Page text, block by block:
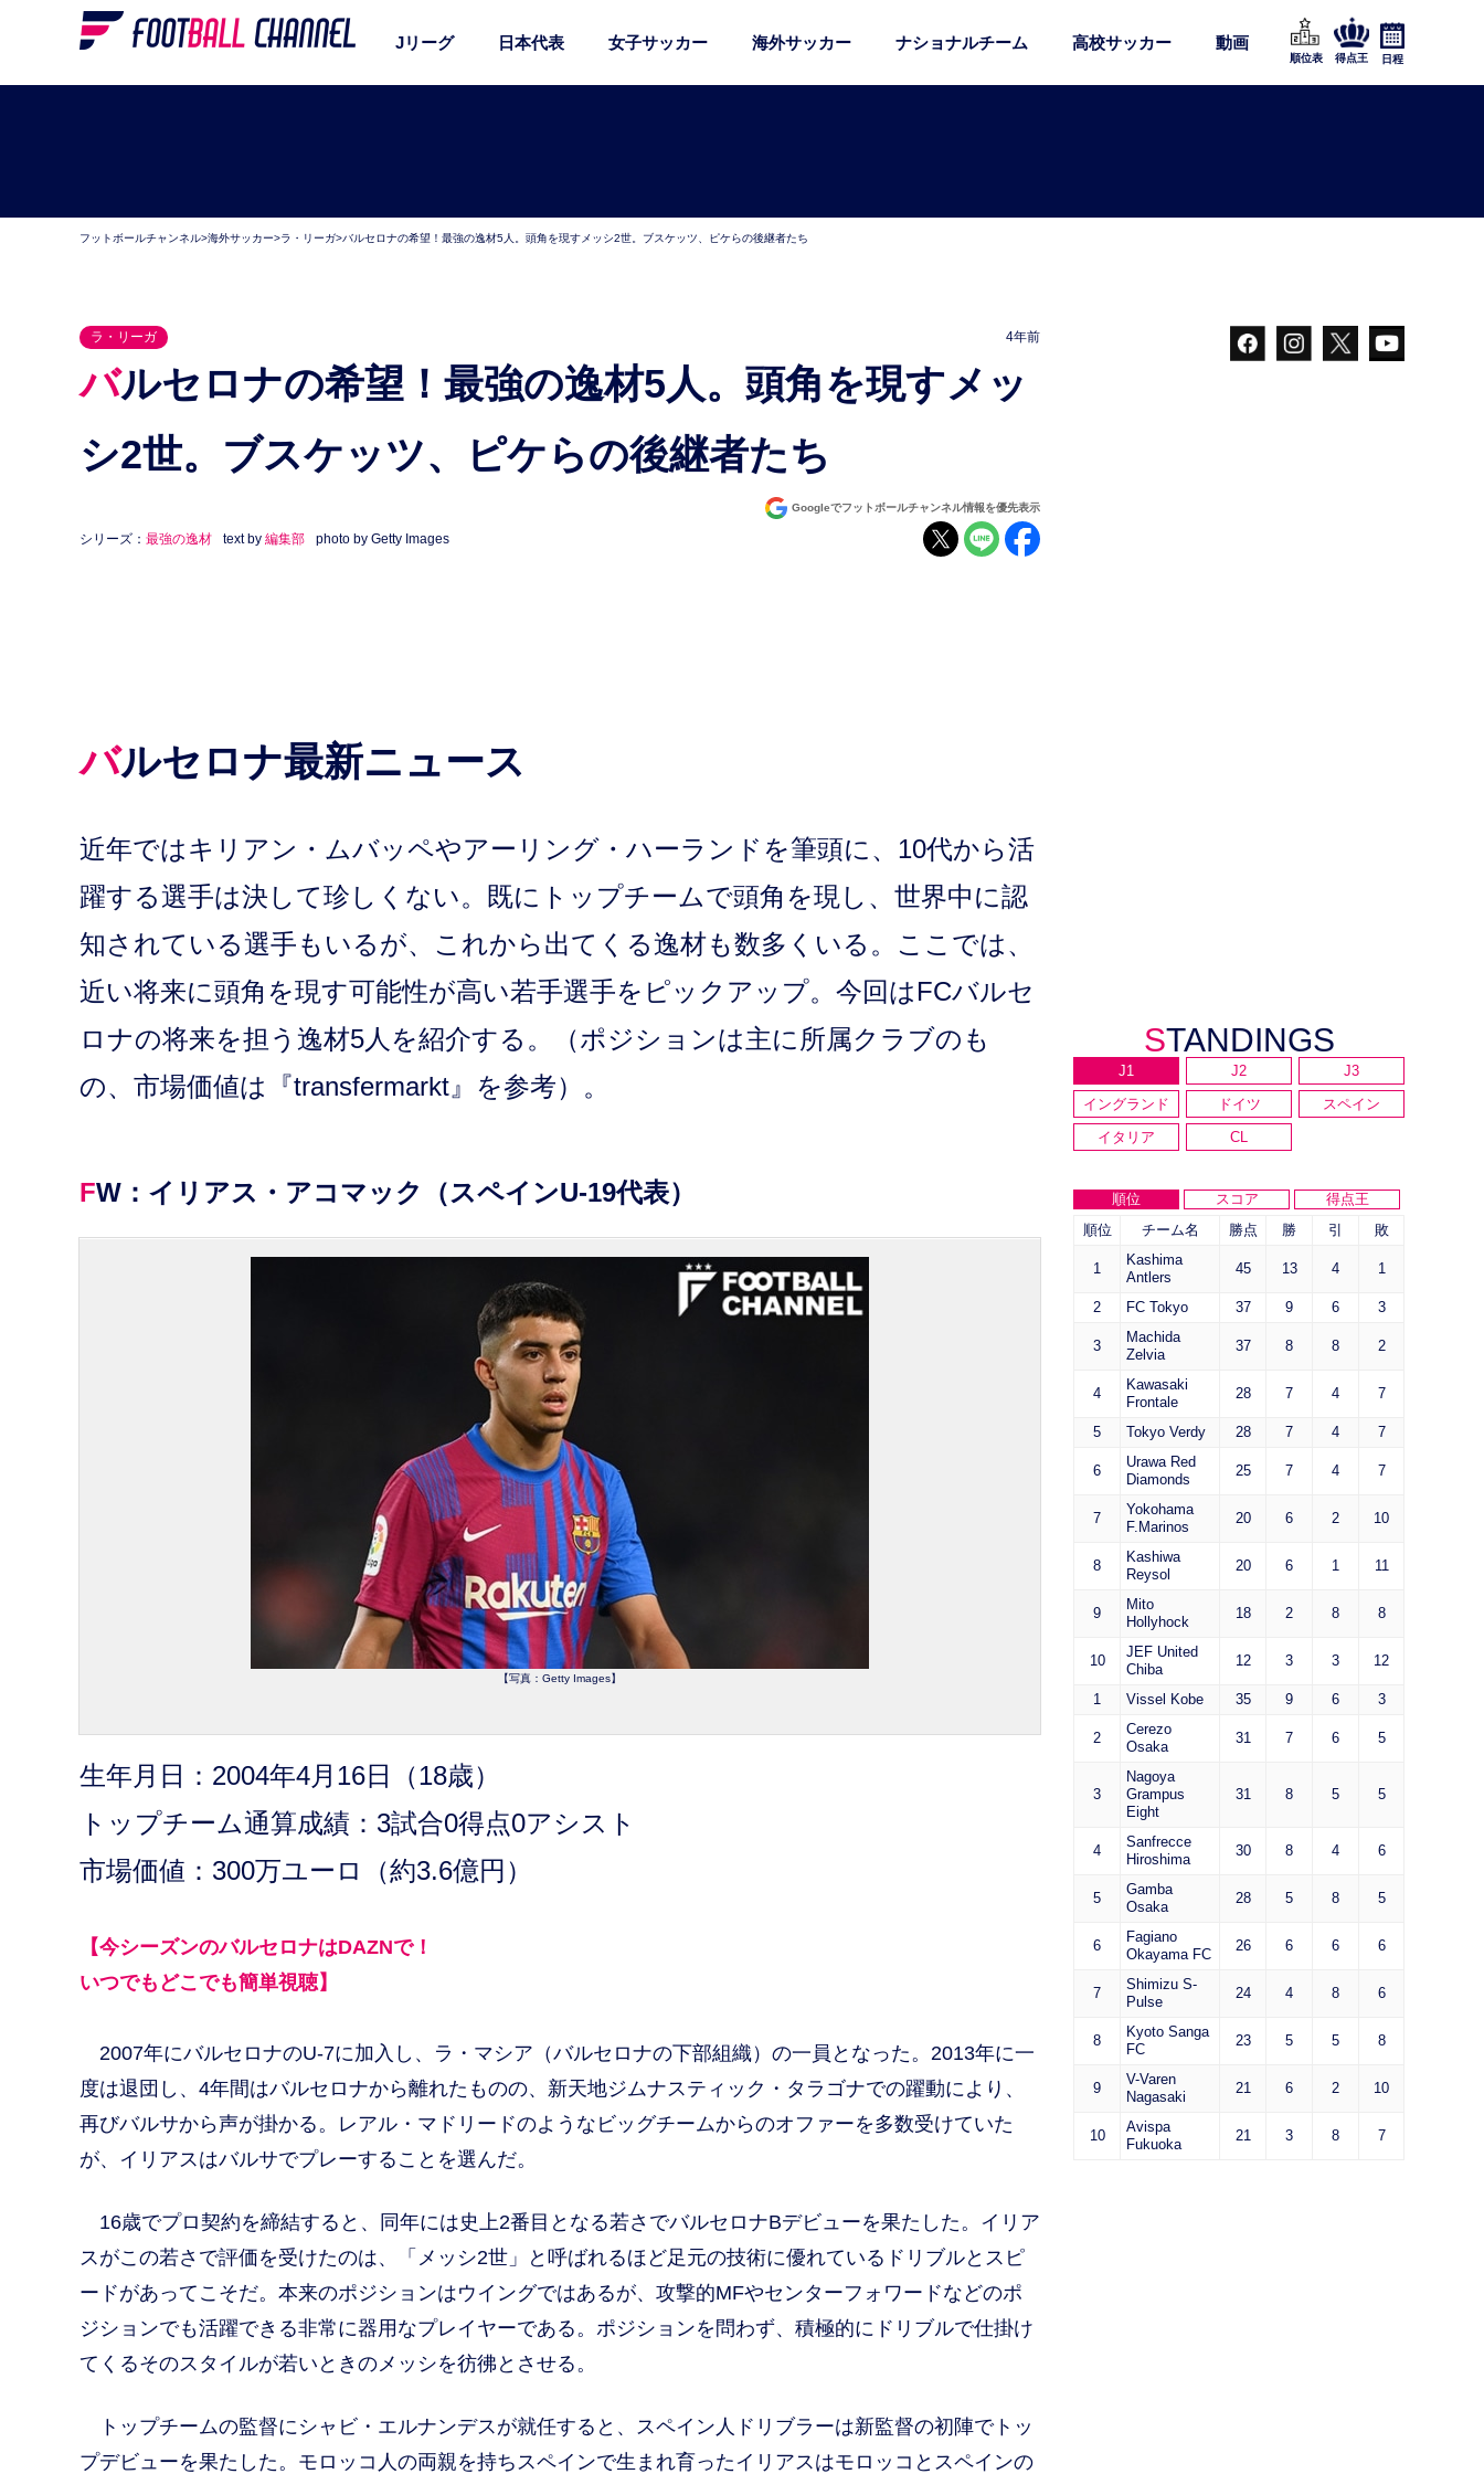
Jリーグ 日本代表 女子サッカー 海外サッカー ナショナルチーム 高校サッカー 動画
順位表 得点王 日程
フットボールチャンネル>海外サッカー>ラ・リーガ>バルセロナの希望！最強の逸材5人。頭角を現すメッシ2世。ブスケッツ、ピケらの後継者たち
ラ・リーガ 4年前
バルセロナの希望！最強の逸材5人。頭角を現すメッ
シ2世。ブスケッツ、ピケらの後継者たち
Googleでフットボールチャンネル情報を優先表示
シリーズ： 最強の逸材 text by 編集部 photo by Getty Images
バルセロナ最新ニュース
近年ではキリアン・ムバッペやアーリング・ハーランドを筆頭に、10代から活
躍する選手は決して珍しくない。既にトップチームで頭角を現し、世界中に認
知されている選手もいるが、これから出てくる逸材も数多くいる。ここでは、
近い将来に頭角を現す可能性が高い若手選手をピックアップ。今回はFCバルセ
ロナの将来を担う逸材5人を紹介する。（ポジションは主に所属クラブのも
の、市場価値は『transfermarkt』を参考）。
FW：イリアス・アコマック（スペインU-19代表）
【写真：Getty Images】
生年月日：2004年4月16日（18歳）
トップチーム通算成績：3試合0得点0アシスト
市場価値：300万ユーロ（約3.6億円）
【今シーズンのバルセロナはDAZNで！
いつでもどこでも簡単視聴】
2007年にバルセロナのU-7に加入し、ラ・マシア（バルセロナの下部組織）の一員となった。2013年に一
度は退団し、4年間はバルセロナから離れたものの、新天地ジムナスティック・タラゴナでの躍動により、
再びバルサから声が掛かる。レアル・マドリードのようなビッグチームからのオファーを多数受けていた
が、イリアスはバルサでプレーすることを選んだ。
16歳でプロ契約を締結すると、同年には史上2番目となる若さでバルセロナBデビューを果たした。イリア
スがこの若さで評価を受けたのは、「メッシ2世」と呼ばれるほど足元の技術に優れているドリブルとスピ
ードがあってこそだ。本来のポジションはウイングではあるが、攻撃的MFやセンターフォワードなどのポ
ジションでも活躍できる非常に器用なプレイヤーである。ポジションを問わず、積極的にドリブルで仕掛け
てくるそのスタイルが若いときのメッシを彷彿とさせる。
トップチームの監督にシャビ・エルナンデスが就任すると、スペイン人ドリブラーは新監督の初陣でトッ
プデビューを果たした。モロッコ人の両親を持ちスペインで生まれ育ったイリアスはモロッコとスペインの
STANDINGS
J1 J2
J3
イングランド
ドイツ
スペイン
イタリア
CL
順位 スコア
得点王
順位
チーム名 勝点 勝 引 敗
1
Kashima
Antlers
45 13 4 1
2 FC Tokyo 37 9 6 3
3
Machida
Zelvia
37 8 8 2
4
Kawasaki
Frontale
28 7 4 7
5 Tokyo Verdy 28 7 4 7
6
Urawa Red
Diamonds
25 7 4 7
7
Yokohama
F.Marinos
20 6 2 10
8
Kashiwa
Reysol
20 6 1 11
9
Mito
Hollyhock
18 2 8 8
10
JEF United
Chiba
12 3 3 12
1 Vissel Kobe 35 9 6 3
2
Cerezo
Osaka
31 7 6 5
3
Nagoya
Grampus
Eight
31 8 5 5
4
Sanfrecce
Hiroshima
30 8 4 6
5
Gamba
Osaka
28 5 8 5
6
Fagiano
Okayama FC
26 6 6 6
7
Shimizu S-
Pulse
24 4 8 6
8
Kyoto Sanga
FC
23 5 5 8
9
V-Varen
Nagasaki
21 6 2 10
10
Avispa
Fukuoka
21 3 8 7